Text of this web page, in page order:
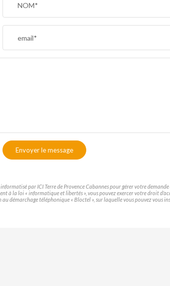
RÉSULTATS DES LYCÉES
COMMERCES
NOM*
email*
Envoyer le message
par ICI Terre de Provence Cabannes pour gérer votre
à la loi « informatique et libertés », vous pouvez exercer votre droit
démarchage téléphonique « Bloctel », sur laquelle vous pouvez vous